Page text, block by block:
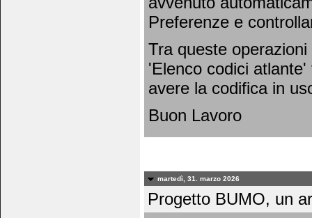
Preferenze e
Tra queste
'Elenco codici
avere la codifica in
Buon Lavoro
martedì, 31. marzo 2026
Progetto BUMO, un